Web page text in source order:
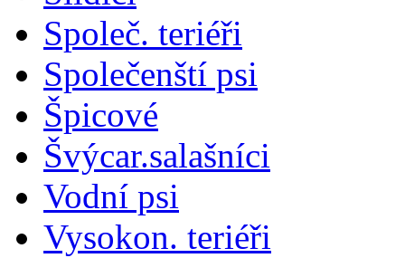
Společ. teriéři
Společenští psi
Špicové
Švýcar.salašníci
Vodní psi
Vysokon. teriéři